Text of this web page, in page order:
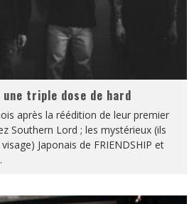
une triple dose de hard
après la réédition de leur premier
Southern Lord ; les mystérieux (ils
Japonais de FRIENDSHIP et